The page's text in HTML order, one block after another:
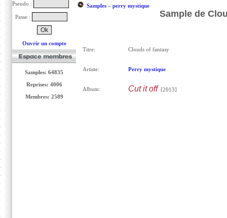
Pseudo :
Passe :
Ouvrir un compte
Samples: 64835
Reprises: 4006
Membres: 2589
Samples» perry mystique
Sample de
Titre: Clouds of fantasy
Artiste: Perry mystique
Album: Cut it off[2013]